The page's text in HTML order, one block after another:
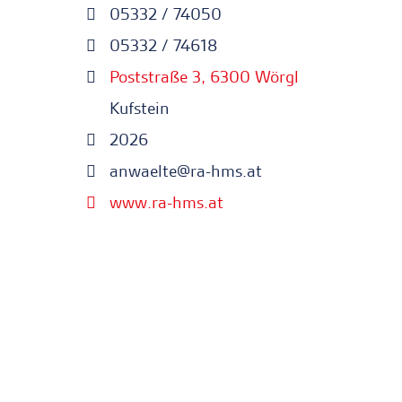
05332 / 74050
05332 / 74618
Poststraße 3, 6300 Wörgl
Kufstein
2026
anwaelte@ra-hms.at
www.ra-hms.at